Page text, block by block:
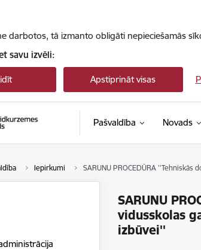
darbotos, tā izmanto obligāti nepieciešamās
savu izvēli:
Apstiprināt visas
Pašvaldība Novads
Iepirkumi SARUNU PROCEDŪRA
SARUNU
vidusskolas
izbūvei''